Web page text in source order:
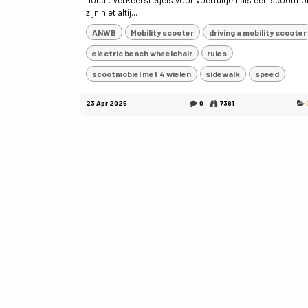
zijn niet altij...
ANWB Mobility scooter driving a mobility scooter
electric beach wheelchair rules
scootmobiel met 4 wielen sidewalk speed
23 Apr 2025 0 7381